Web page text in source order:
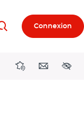
RechercherConnexion
DirectionsContact